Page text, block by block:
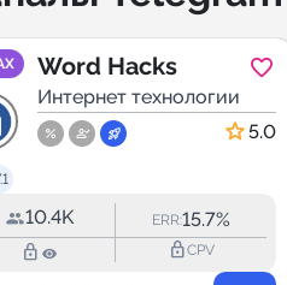
Word Hacks
Интернет технологии
5.0
10.4K ERR:15.7%
lock_outline lock_outlineCPV